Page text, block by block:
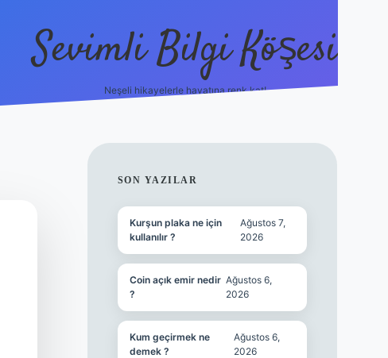
Sevimli Bilgi Köşesi
Neşeli hikayelerle hayatına renk kat!
SIDEBAR
SON YAZILAR
Kurşun plaka ne için
kullanılır ?
Ağustos 7,
2026
Coin açık emir nedir
?
Ağustos 6,
2026
Kum geçirmek ne
demek ?
Ağustos 6,
2026
hiltonbet güncel giriş